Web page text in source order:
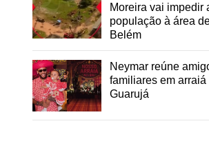
Moreira vai impedir
população à área
Belém
Neymar reúne
familiares em
Guarujá